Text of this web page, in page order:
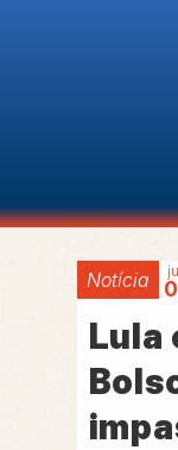
Notícia
Lula